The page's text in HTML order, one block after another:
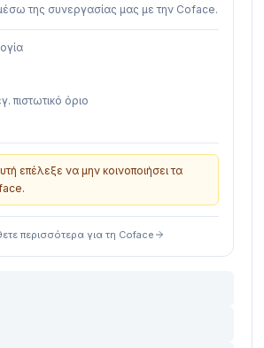
της συνεργασίας μας με την Coface.
πιστωτικό όριο
επέλεξε να μην κοινοποιήσει τα
περισσότερα για τη Coface